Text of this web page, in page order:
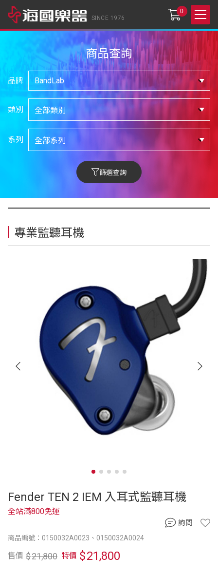
SINCE 1976
0
商品查詢
品牌
類別
系列
篩選查詢
專業監聽耳機
Fender TEN 2 IEM 入耳式監聽耳機
商品編號：0150032A0023、0150032A0024
全站滿800免運
售價 $21,800 特價 $21,800
詢問